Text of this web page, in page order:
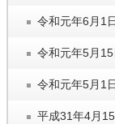
令和元年6月1
令和元年5月
令和元年5月1
平成31年4月